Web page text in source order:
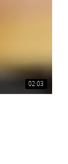
02:03